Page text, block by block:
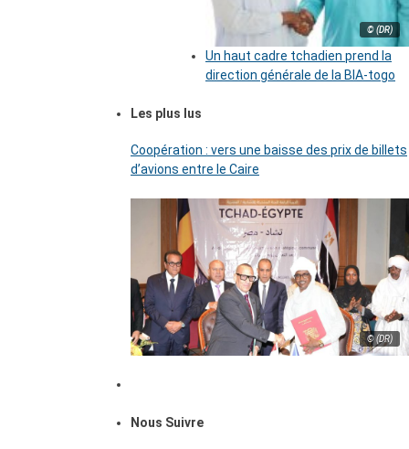
© (DR)
Un haut cadre tchadien prend la
direction générale de la BIA-togo
Les plus lus
Coopération : vers une baisse des prix de billets
d’avions entre le Caire
© (DR)
Nous Suivre